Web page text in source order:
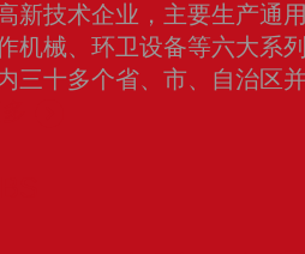
新技术企业，主要生产通
机械、环卫设备等六大系
三十多个省、市、自治区